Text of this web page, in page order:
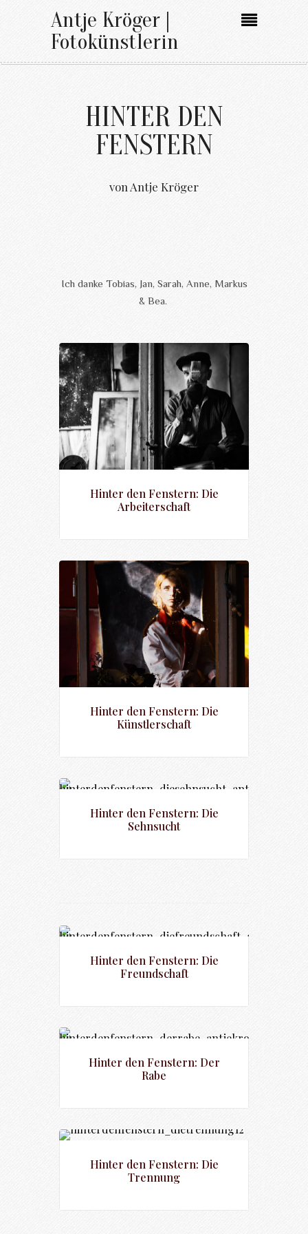
Antje Kröger |
Fotokünstlerin
HINTER DEN
FENSTERN
von Antje Kröger
Ich danke Tobias, Jan, Sarah, Anne, Markus
& Bea.
Hinter den Fenstern: Die
Arbeiterschaft
Hinter den Fenstern: Die
Künstlerschaft
Hinter den Fenstern: Die
Sehnsucht
Hinter den Fenstern: Die
Freundschaft
Hinter den Fenstern: Der
Rabe
Hinter den Fenstern: Die
Trennung